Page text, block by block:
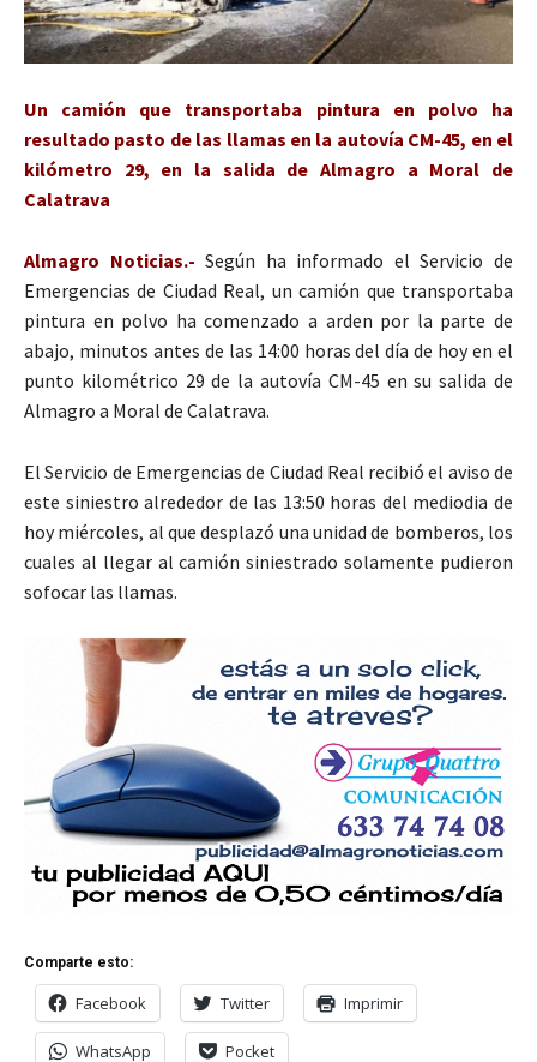
Un camión que transportaba pintura en polvo ha
resultado pasto de las llamas en la autovía CM-45, en el
kilómetro 29, en la salida de Almagro a Moral de
Calatrava
Almagro Noticias.- Según ha informado el Servicio de
Emergencias de Ciudad Real, un camión que transportaba
pintura en polvo ha comenzado a arden por la parte de
abajo, minutos antes de las 14:00 horas del día de hoy en el
punto kilométrico 29 de la autovía CM-45 en su salida de
Almagro a Moral de Calatrava.
El Servicio de Emergencias de Ciudad Real recibió el aviso de
este siniestro alrededor de las 13:50 horas del mediodia de
hoy miércoles, al que desplazó una unidad de bomberos, los
cuales al llegar al camión siniestrado solamente pudieron
sofocar las llamas.
Comparte esto:
Facebook Twitter Imprimir
WhatsApp Pocket